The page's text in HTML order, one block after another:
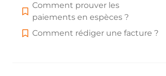
Comment prouver les
paiements en espèces ?
Comment rédiger une facture ?